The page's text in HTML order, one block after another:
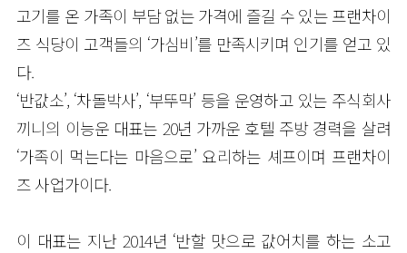
고기를 온 가족이 부담 없는 가격에 즐길 수 있는 프랜차이
즈 식당이 고객들의 ‘가심비’를 만족시키며 인기를 얻고 있
다.
‘반값소’, ‘차돌박사’, ‘부뚜막’ 등을 운영하고 있는 주식회사
끼니의 이능운 대표는 20년 가까운 호텔 주방 경력을 살려
‘가족이 먹는다는 마음으로’ 요리하는 셰프이며 프랜차이
즈 사업가이다.
이 대표는 지난 2014년 ‘반할 맛으로 값어치를 하는 소고